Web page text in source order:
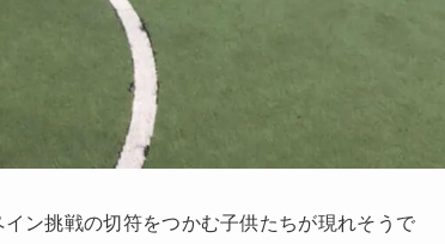
ン挑戦の切符をつかむ子供たちが現れそうで